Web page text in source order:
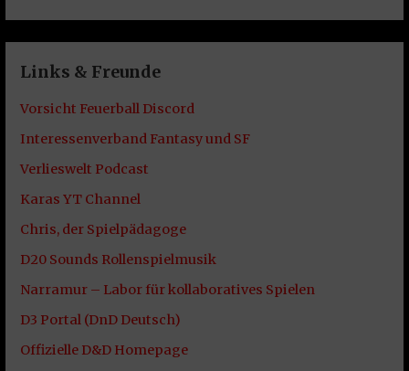
Links & Freunde
Vorsicht Feuerball Discord
Interessenverband Fantasy und SF
Verlieswelt Podcast
Karas YT Channel
Chris, der Spielpädagoge
D20 Sounds Rollenspielmusik
Narramur – Labor für kollaboratives Spielen
D3 Portal (DnD Deutsch)
Offizielle D&D Homepage